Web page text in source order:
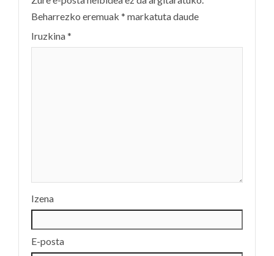
Beharrezko eremuak * markatuta daude
Iruzkina*
Izena
E-posta